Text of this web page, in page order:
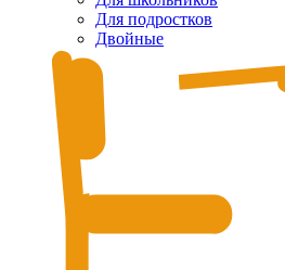
Для подростков
Двойные